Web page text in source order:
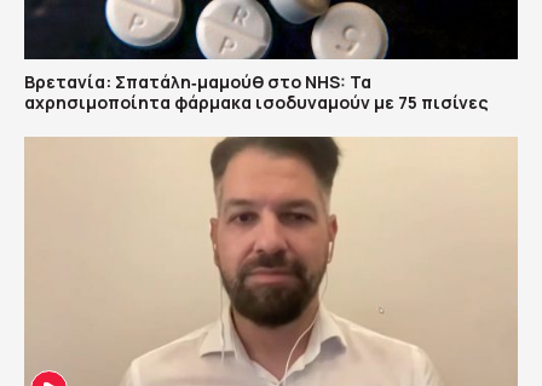
Βρετανία: Σπατάλη‑μαμούθ στο NHS: Τα
αχρησιμοποίητα φάρμακα ισοδυναμούν με 75 πισίνες